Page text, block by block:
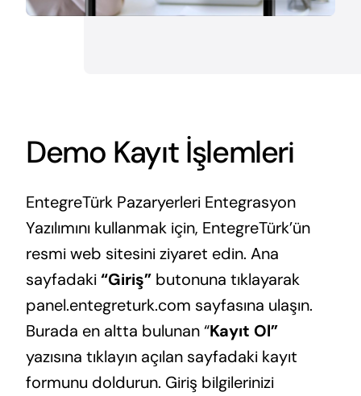
Demo Kayıt İşlemleri
EntegreTürk Pazaryerleri Entegrasyon
Yazılımını kullanmak için, EntegreTürk’ün
resmi web sitesini ziyaret edin. Ana
sayfadaki“Giriş”butonuna tıklayarak
panel.entegreturk.com sayfasına ulaşın.
Burada en altta bulunan “Kayıt Ol”
yazısına tıklayın açılan sayfadaki kayıt
formunu doldurun. Giriş bilgilerinizi